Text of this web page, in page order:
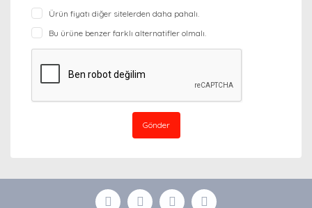
Ürün fiyatı diğer sitelerden daha pahalı.
Bu ürüne benzer farklı alternatifler olmalı.
Gönder